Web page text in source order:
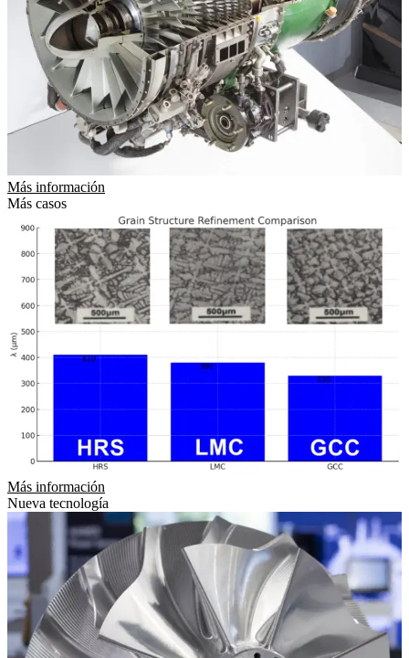
Más información
Más casos
Más información
Nueva tecnología